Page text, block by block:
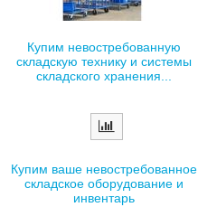
Купим невостребованную
складскую технику и системы
складского хранения...
Купим ваше невостребованное
складское оборудование и
инвентарь